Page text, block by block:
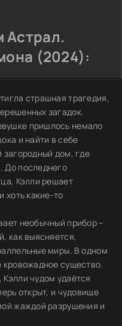
Астрал.
(2024):
страшная трагедия,
загадок.
пришлось немало
и найти в себе
загородный дом, где
До последнего
Кэлли решает
хоть какие-то
необычный прибор –
как выясняется,
миры. В одном
кровожадное существо.
чудом удаётся
открыт, и чудовище
жаждой разрушения и